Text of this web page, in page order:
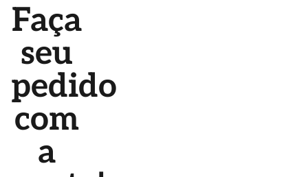
Faça
seu
pedido
com
a